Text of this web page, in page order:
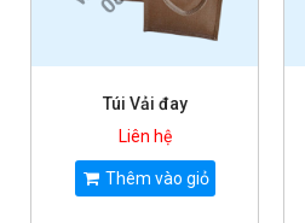
Túi Vải đay
Liên hệ
Thêm vào giỏ